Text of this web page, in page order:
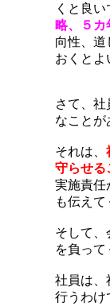
くと良い
略、５カ
向性、道
おくとよ
さて、
なことが
それは、
守らせる
実施責任
も伝えて
そして、
を負って
社員は、
行うわけ